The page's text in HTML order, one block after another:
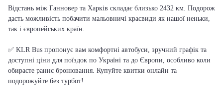
Відстань між Ганновер та Харків складає близько 2432 км. Подорож
дасть можливість побачити мальовничі краєвиди як нашої неньки,
так і європейських країн.
✅ KLR Bus пропонує вам комфортні автобуси, зручний графік та
доступні ціни для поїздок по Україні та до Європи, особливо коли
обираєте раннє бронювання. Купуйте квитки онлайн та
подорожуйте без турбот!